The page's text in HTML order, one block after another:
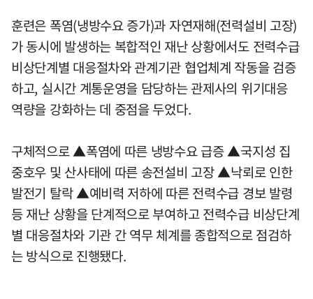
훈련은 폭염(냉방수요 증가)과 자연재해(전력설비 고장)
가 동시에 발생하는 복합적인 재난 상황에서도 전력수급
비상단계별 대응절차와 관계기관 협업체계 작동을 검증
하고, 실시간 계통운영을 담당하는 관제사의 위기대응
역량을 강화하는 데 중점을 두었다.
구체적으로 ▲폭염에 따른 냉방수요 급증 ▲국지성 집
중호우 및 산사태에 따른 송전설비 고장 ▲낙뢰로 인한
발전기 탈락 ▲예비력 저하에 따른 전력수급 경보 발령
등 재난 상황을 단계적으로 부여하고 전력수급 비상단계
별 대응절차와 기관 간 역무 체계를 종합적으로 점검하
는 방식으로 진행됐다.